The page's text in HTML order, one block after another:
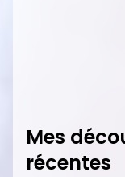
Mes
récentes